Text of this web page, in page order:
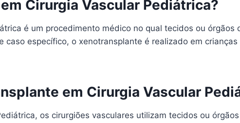
Cirurgia Vascular Pediátrica?
é um procedimento médico no qual tecidos ou
caso específico, o xenotransplante é realizado em
em Cirurgia Vascular
os cirurgiões vasculares utilizam tecidos ou